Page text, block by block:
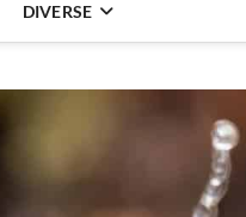
DIVERSE